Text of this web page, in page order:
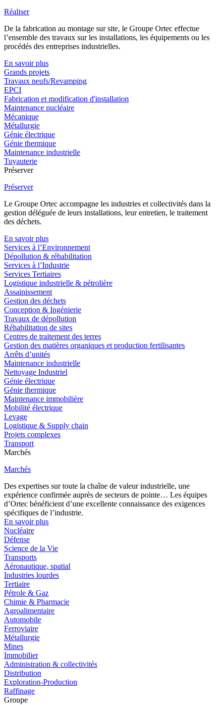
Réaliser
De la fabrication au montage sur site, le Groupe Ortec effectue
l’ensemble des travaux sur les installations, les équipements ou les
procédés des entreprises industrielles.
En savoir plus
Grands projets
Travaux neufs/Revamping
EPCI
Fabrication et modification d'installation
Maintenance nucléaire
Mécanique
Métallurgie
Génie électrique
Génie thermique
Maintenance industrielle
Tuyauterie
Préserver
Préserver
Le Groupe Ortec accompagne les industries et collectivités dans la
gestion déléguée de leurs installations, leur entretien, le traitement
des déchets.
En savoir plus
Services à l’Environnement
Dépollution & réhabilitation
Services à l’Industrie
Services Tertiaires
Logistique industrielle & pétrolière
Assainissement
Gestion des déchets
Conception & Ingénierie
Travaux de dépollution
Réhabilitation de sites
Centres de traitement des terres
Gestion des matières organiques et production fertilisantes
Arrêts d’unités
Maintenance industrielle
Nettoyage Industriel
Génie électrique
Génie thermique
Maintenance immobilière
Mobilité électrique
Levage
Logistique & Supply chain
Projets complexes
Transport
Marchés
Marchés
Des expertises sur toute la chaîne de valeur industrielle, une
expérience confirmée auprès de secteurs de pointe… Les équipes
d’Ortec bénéficient d’une excellente connaissance des exigences
spécifiques de l’industrie.
En savoir plus
Nucléaire
Défense
Science de la Vie
Transports
Aéronautique, spatial
Industries lourdes
Tertiaire
Pétrole & Gaz
Chimie & Pharmacie
Agroalimentaire
Automobile
Ferroviaire
Métallurgie
Mines
Immobilier
Administration & collectivités
Distribution
Exploration-Production
Raffinage
Groupe